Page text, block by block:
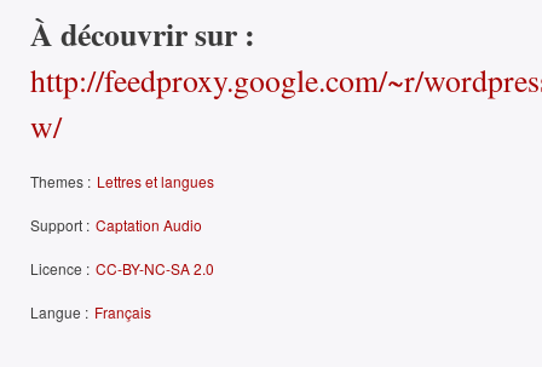
À découvrir sur :
http://feedproxy.google.com/~r/
w/
Themes : Lettres et langues
Support : Captation Audio
Licence : CC-BY-NC-SA 2.0
Langue : Français